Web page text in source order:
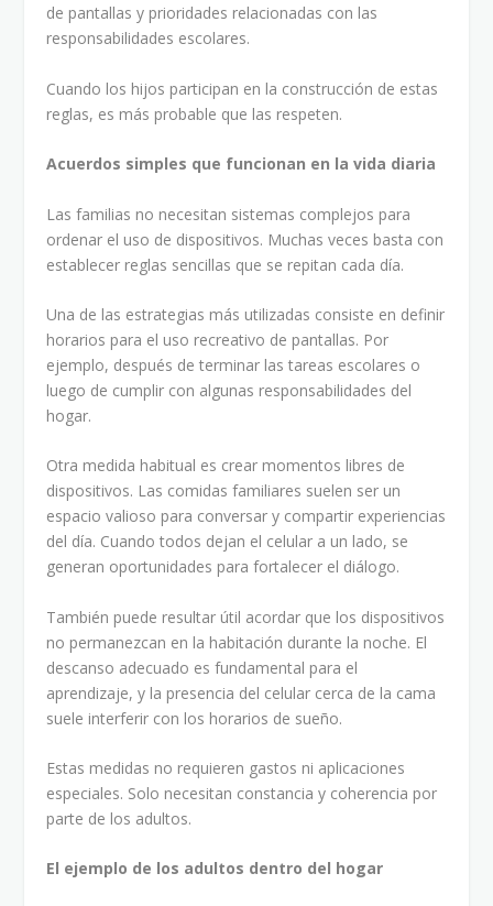
de pantallas y prioridades relacionadas con las
responsabilidades escolares.
Cuando los hijos participan en la construcción de estas
reglas, es más probable que las respeten.
Acuerdos simples que funcionan en la vida diaria
Las familias no necesitan sistemas complejos para
ordenar el uso de dispositivos. Muchas veces basta con
establecer reglas sencillas que se repitan cada día.
Una de las estrategias más utilizadas consiste en definir
horarios para el uso recreativo de pantallas. Por
ejemplo, después de terminar las tareas escolares o
luego de cumplir con algunas responsabilidades del
hogar.
Otra medida habitual es crear momentos libres de
dispositivos. Las comidas familiares suelen ser un
espacio valioso para conversar y compartir experiencias
del día. Cuando todos dejan el celular a un lado, se
generan oportunidades para fortalecer el diálogo.
También puede resultar útil acordar que los dispositivos
no permanezcan en la habitación durante la noche. El
descanso adecuado es fundamental para el
aprendizaje, y la presencia del celular cerca de la cama
suele interferir con los horarios de sueño.
Estas medidas no requieren gastos ni aplicaciones
especiales. Solo necesitan constancia y coherencia por
parte de los adultos.
El ejemplo de los adultos dentro del hogar